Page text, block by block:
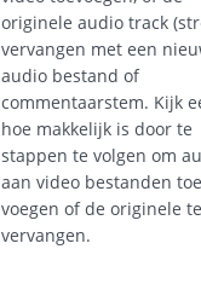
originele audio track
vervangen met een
audio bestand of
commentaarstem. Kijk
hoe makkelijk is door te
stappen te volgen om
aan video bestanden
voegen of de originele te
vervangen.